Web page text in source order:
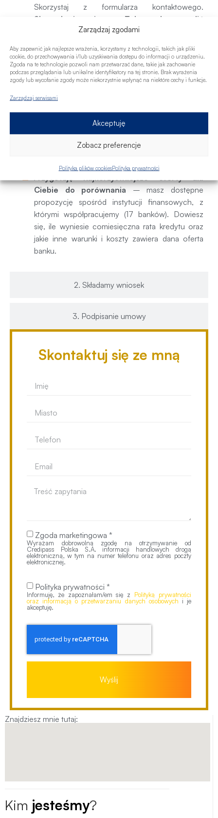
Zarządzaj zgodami
Aby zapewnić jak najlepsze wrażenia, korzystamy z technologii, takich jak pliki
cookie, do przechowywania i/lub uzyskiwania dostępu do informacji o urządzeniu.
Zgoda na te technologie pozwoli nam przetwarzać dane, takie jak zachowanie
podczas przeglądania lub unikalne identyfikatory na tej stronie. Brak wyrażenia
zgody lub wycofanie zgody może niekorzystnie wpłynąć na niektóre cechy i funkcje.
Zarządzaj serwisami
Akceptuję
Zobacz preferencje
Polityka plików cookiesPolityka prywatności
Znajdziesz mnie tutaj:
Kim jesteśmy?
2. Składamy wniosek
3. Podpisanie umowy
Skorzystaj z formularza kontaktowego.
Skontaktuję się z Tobą, aby ustalić
dogodny termin.
Twoja zdolność kredytowa. Muszę więc
poznać Twoją sytuację finansową. Dowiesz się,
czy bank zaakceptuje dany dochód i jak
jak można wpływać na zdolność kredytową i
scoring kredytowy, tak aby zwiększyć możliwą
uzyskanie finansowania.
Przygotuję najkorzystniejsze oferty dla
Ciebie do porównania – masz dostępne
propozycję spośród instytucji finansowych, z
którymi współpracujemy (17 banków). Dowiesz
się, ile wyniesie comiesięczna rata kredytu oraz
jakie inne warunki i koszty zawiera dana oferta
banku.
Skontaktuj się ze mną
Zgoda marketingowa *
Wyrażam dobrowolną zgodę na otrzymywanie od
Credipass Polska S.A. informacji handlowych drogą
elektroniczną, w tym na numer telefonu oraz adres poczty
elektronicznej.
Polityka prywatności *
Informuję, że zapoznałam/em się z Polityką prywatności
oraz informacją o przetwarzaniu danych osobowych i je
akceptuję.
Wyślij